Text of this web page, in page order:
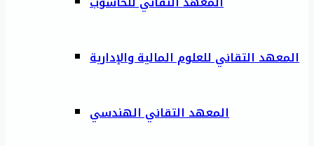
المعهد التقاني للعلوم المالية والإدارية
المعهد التقاني الهندسي